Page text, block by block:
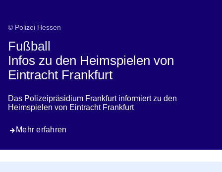
© Polizei Hessen
Fußball
Infos zu den Heimspielen von
Eintracht Frankfurt
Das Polizeipräsidium Frankfurt informiert zu den
Heimspielen von Eintracht Frankfurt
Mehr erfahren